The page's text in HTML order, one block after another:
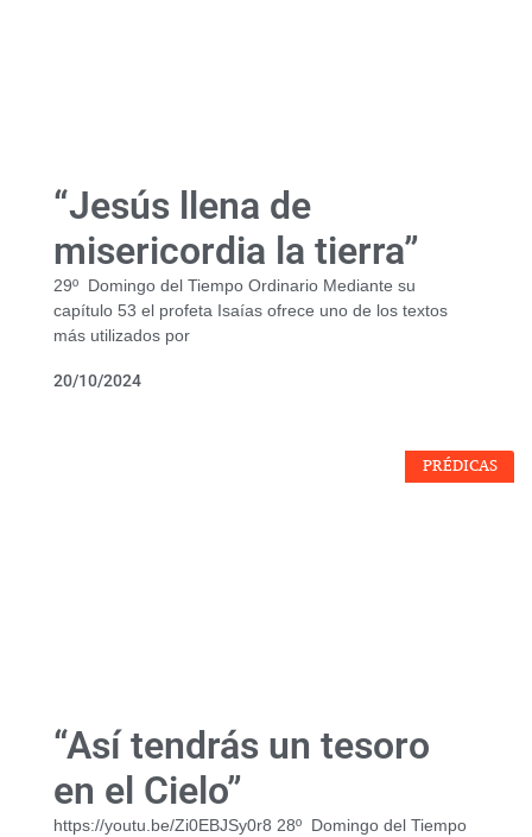
“Jesús llena de
misericordia la tierra”
29º Domingo del Tiempo Ordinario Mediante su
capítulo 53 el profeta Isaías ofrece uno de los textos
más utilizados por
20/10/2024
PRÉDICAS
“Así tendrás un tesoro
en el Cielo”
https://youtu.be/Zi0EBJSy0r8 28º Domingo del Tiempo